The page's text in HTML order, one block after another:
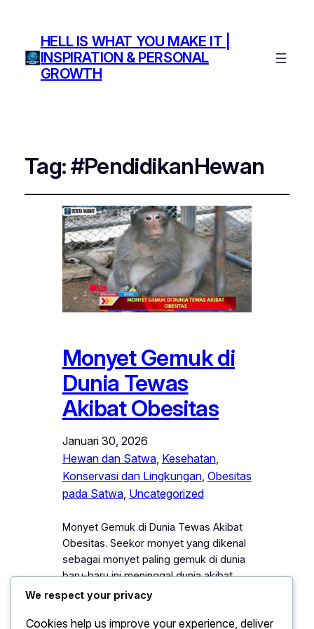
HELL IS WHAT YOU MAKE IT |
INSPIRATION & PERSONAL
GROWTH
Tag:#PendidikanHewan
Monyet Gemuk di
Dunia Tewas
Akibat Obesitas
Januari 30, 2026
Hewan dan Satwa, Kesehatan
Konservasi dan Lingkungan, Obesitas
pada Satwa, Uncategorized
Monyet Gemuk di Dunia Tewas Akibat
Obesitas. Seekor monyet yang dikenal
sebagai monyet paling gemuk di dunia
baru-baru ini meninggal dunia akibat
komplikasi obesitas. Monyet ini menjadi
tubuhnya yang jauh di atas rata-rata
We respect your privacy
Cookies help us improve your experience, deliver